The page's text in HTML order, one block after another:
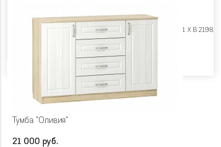
Ш 697 X Г 891 X В 2198
Тумба "Оливия"
21 000 руб.